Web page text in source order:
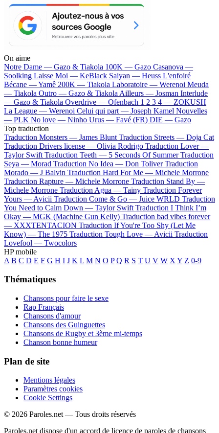
On aime
Notre Dame — Gazo & Tiakola 100K — Gazo Casanova —
Soolking Laisse Moi — KeBlack Saiyan — Heuss L'enfoiré
Bécane —Yamê 200K — Tiakola Laboratoire — Werenoi Meuda
— Tiakola Outro — Gazo & Tiakola Ailleurs — Josman Interlude
— Gazo & Tiakola Overdrive — Ofenbach 1 2 3 4 — ZOKUSH
La League — Werenoi Celui qui part — Joseph Kamel Nouvelles
— PLK No love — Ninho Urus — Favé (FR) DIE — Gazo
Top traduction
Traduction Monsters — James Blunt Traduction Streets — Doja Cat
Traduction Drivers license — Olivia Rodrigo Traduction Lover —
Taylor Swift Traduction Teeth — 5 Seconds Of Summer Traduction
Seya — Morad Traduction No Idea — Don Toliver Traduction
Morado — J Balvin Traduction Hard For Me — Michele Morrone
Traduction Rapture — Michele Morrone Traduction Stand By —
Michele Morrone Traduction Agua — Tainy Traduction Forever
Yours — Avicii Traduction Come & Go — Juice WRLD Traduction
You Need to Calm Down — Taylor Swift Traduction I Think I’m
Okay — MGK (Machine Gun Kelly) Traduction bad vibes forever
— XXXTENTACION Traduction If You're Too Shy (Let Me
Know) — The 1975 Traduction Tough Love — Avicii Traduction
Lovefool — Twocolors
HP mobile
A B C D E F G H I J K L M N O P Q R S T U V W X Y Z 0-9
Thématiques
Chansons pour faire le sexe
Rap Français
Chansons d'amour
Chansons des Guinguettes
Chansons de Rugby et 3ème mi-temps
Chanson bonne humeur
Plan de site
Mentions légales
Paramètres cookies
Cookie Settings
© 2026 Paroles.net — Tous droits réservés
Paroles.net dispose d'un accord de licence de paroles de chansons